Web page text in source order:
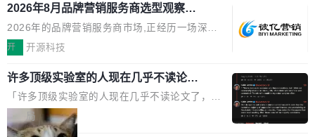
要。但用久了你会发现，它们本质上都是同一类
东西：一个带网页上下文的聊天框。 它们能读取
页面的文本，然后把文本丢给大模型，再返回一
段回答。仅此而已。 这当然有用，但总觉得差点
意思。比如我在一个后台管理系统里，需要填50
个表单字段，每个字段还有联动逻辑；比如我
想...
电源专为发烧级DIY主机与本地AI算力平台打
造，整机长度仅16厘米，提供1600W额定功率
与80PLUS钛金能效；支持ATX 3.1与PCIe 5.1
规范，结合服务器级元件、完善供电线材与内置
实时LCD监控屏，可充分满足当下高阶PC主机
的严苛使用需求。 澎湃功率，紧凑机身 钛金雕1
600PG5 AI TOP具备强悍输出功率，同时实现
机身尺寸大幅精简。整机长度仅16厘米，属于同
2026年8月品牌营销服务商选型观察：
从流量思维到品牌资产思维的范式转移
2026年的品牌营销服务商市场,正经历一场深刻
的价值重构。全球全案品牌代理机构市场从2025
复合增长率达5.44%,预计2032年将突破120亿美
元。数字广告与公共关系相关服务市场更是从20
25年的8463亿美元扩张至2026年的8763亿美
元。数字的背后是一个清晰的事实——品牌对专
开 开源科技
许多顶级实验室的人现在几乎不读论文
了
「许多顶级实验室的人现在几乎不读论文了，而
且他们认为 ICLR/ICML/NeurIPS 充斥着大量过
度宣传和欺诈。」 OpenAI 研究员 Keller Jorda
局